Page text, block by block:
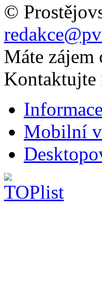
©
Máte
Kontaktujte
Mobilní